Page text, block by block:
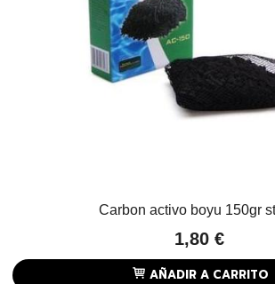
Carbon activo boyu 150gr
1,80 €
AÑADIR A CARRITO